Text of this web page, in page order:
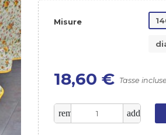
Misure
18,60 € Tasse incluse
remove add